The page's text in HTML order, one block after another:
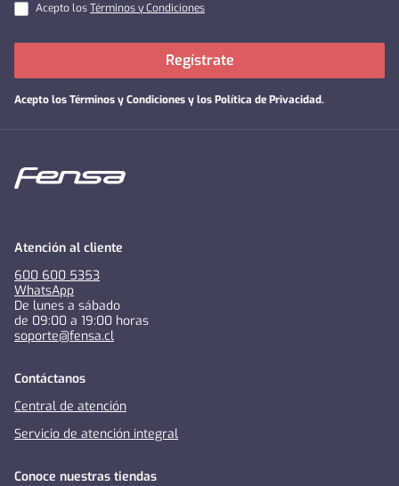
Acepto losTérminos y Condiciones
Acepto losTérminos y Condiciones y los Política de Privacidad.
Regístrate
Atención al cliente
600 600 5353
WhatsApp
De lunes a sábado
de 09:00 a 19:00 horas
soporte@fensa.cl
Contáctanos
Central de atención
Servicio de atención integral
Conoce nuestras tiendas